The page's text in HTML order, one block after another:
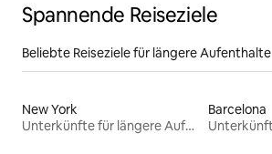
Spannende Reiseziele
Beliebte Reiseziele für längere Aufenthalte
New York
Unterkünfte für längere Aufenthalte
Barcelona